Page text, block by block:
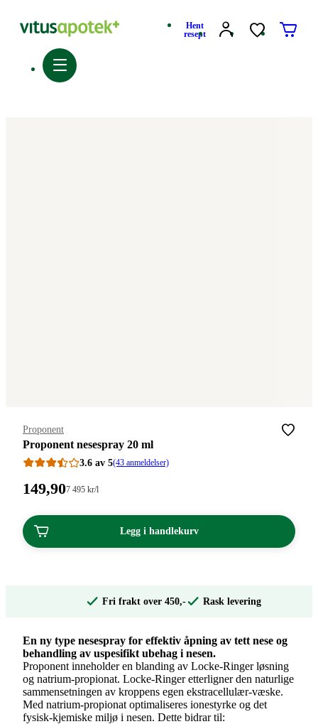
Hent
resept
Merke:
Proponent
Proponent nesespray 20 ml
3.6 av 5(43 anmeldelser)
Pris:
kroner.
149,90Stykkpris:
495,00/l
7 495 kr/l
Legg i handlekurv
Fri frakt over 450,- Rask levering
En ny type nesespray for effektiv åpning av tett nese og
behandling av uspesifikt ubehag i nesen.
Proponent inneholder en blanding av Locke-Ringer løsning
og natrium-propionat. Locke-Ringer etterligner den naturlige
sammensetningen av kroppens egen ekstracellulær-væske.
Med natrium-propionat optimaliseres ionestyrke og det
fysisk-kjemiske miljø i nesen. Dette bidrar til: